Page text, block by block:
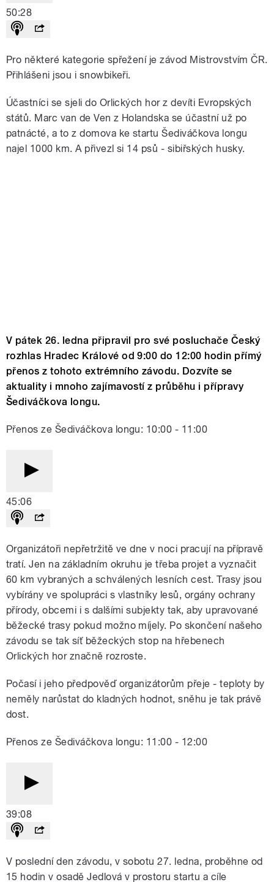
50:28
Pro některé kategorie spřežení je závod Mistrovstvím ČR.
Přihlášeni jsou i snowbikeři.
Účastníci se sjeli do Orlických hor z devíti Evropských
států. Marc van de Ven z Holandska se účastní už po
patnácté, a to z domova ke startu Šediváčkova longu
najel 1000 km. A přivezl si 14 psů - sibiřských husky.
V pátek 26. ledna připravil pro své posluchače Český
rozhlas Hradec Králové od 9:00 do 12:00 hodin přímý
přenos z tohoto extrémního závodu. Dozvíte se
aktuality i mnoho zajímavostí z průběhu i přípravy
Šediváčkova longu.
Přenos ze Šediváčkova longu: 10:00 - 11:00
45:06
Organizátoři nepřetržitě ve dne v noci pracují na přípravě
tratí. Jen na základním okruhu je třeba projet a vyznačit
60 km vybraných a schválených lesních cest. Trasy jsou
vybírány ve spolupráci s vlastníky lesů, orgány ochrany
přírody, obcemi i s dalšími subjekty tak, aby upravované
běžecké trasy pokud možno míjely. Po skončení našeho
závodu se tak síť běžeckých stop na hřebenech
Orlických hor značně rozroste.
Počasí i jeho předpověď organizátorům přeje - teploty by
neměly narůstat do kladných hodnot, sněhu je tak právě
dost.
Přenos ze Šediváčkova longu: 11:00 - 12:00
39:08
V poslední den závodu, v sobotu 27. ledna, proběhne od
15 hodin v osadě Jedlová v prostoru startu a cíle